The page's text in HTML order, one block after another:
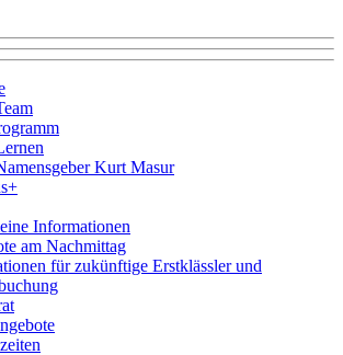
Kurt Masur
Informationen
am Nachmittag
für zukünftige Erstklässler und